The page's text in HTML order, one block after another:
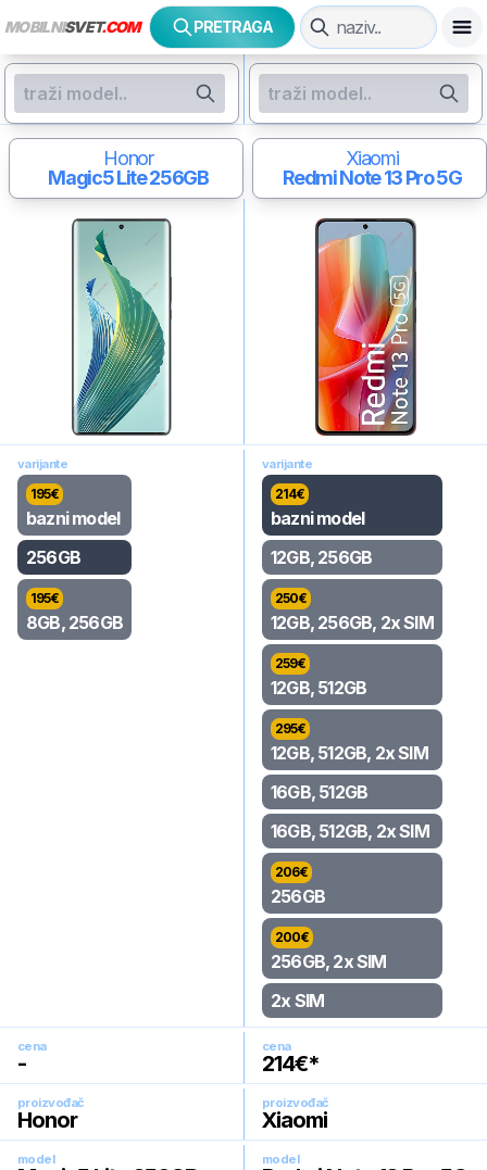
MOBILNISVET.COM PRETRAGA
Honor
Magic5 Lite256GB
Xiaomi
Redmi Note 13 Pro 5G
varijante
195€
bazni model
256GB
195€
8GB, 256GB
varijante
214€
bazni model
12GB, 256GB
250€
12GB, 256GB, 2x SIM
259€
12GB, 512GB
295€
12GB, 512GB, 2x SIM
16GB, 512GB
16GB, 512GB, 2x SIM
206€
256GB
200€
256GB, 2x SIM
2x SIM
cena
-
cena
214€*
proizvođač
Honor
proizvođač
Xiaomi
model model